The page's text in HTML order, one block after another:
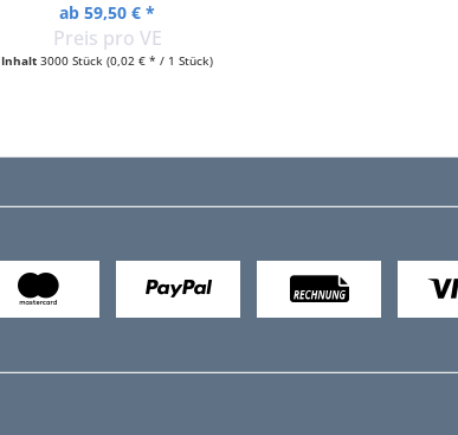
ab 59,50 € *
Preis pro VE
Inhalt3000 Stück(0,02 € * / 1 Stück)